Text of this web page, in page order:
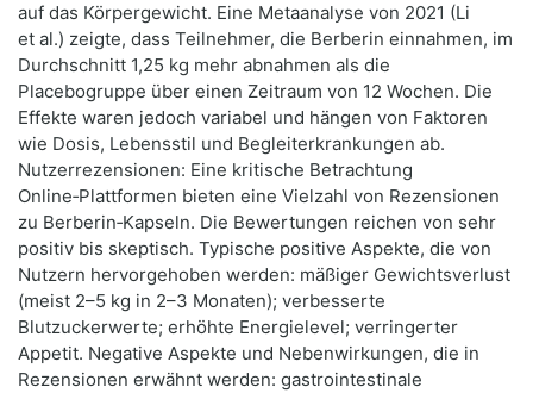
auf das Körpergewicht. Eine Metaanalyse von 2021 (Li
et al.) zeigte, dass Teilnehmer, die Berberin einnahmen, im
Durchschnitt 1,25 kg mehr abnahmen als die
Placebogruppe über einen Zeitraum von 12 Wochen. Die
Effekte waren jedoch variabel und hängen von Faktoren
wie Dosis, Lebensstil und Begleiterkrankungen ab.
Nutzerrezensionen: Eine kritische Betrachtung
Online‑Plattformen bieten eine Vielzahl von Rezensionen
zu Berberin‑Kapseln. Die Bewertungen reichen von sehr
positiv bis skeptisch. Typische positive Aspekte, die von
Nutzern hervorgehoben werden: mäßiger Gewichtsverlust
(meist 2–5 kg in 2–3 Monaten); verbesserte
Blutzuckerwerte; erhöhte Energielevel; verringerter
Appetit. Negative Aspekte und Nebenwirkungen, die in
Rezensionen erwähnt werden: gastrointestinale